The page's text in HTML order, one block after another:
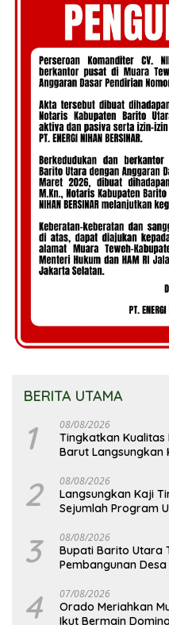
BERITA UTAMA
1 08/08/2026
Tingkatkan Kualitas
Barut Langsungkan
2 08/08/2026
Langsungkan Kaji
Sejumlah Program
3 08/08/2026
Bupati Barito Utara
Pembangunan
4 07/08/2026
Orado Meriahkan
Ikut Bermain Domino